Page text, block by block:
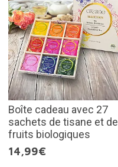
Boîte cadeau avec 27
sachets de tisane et de
fruits biologiques
14,99€